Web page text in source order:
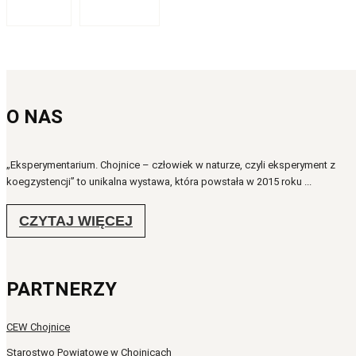
O NAS
„Eksperymentarium. Chojnice – człowiek w naturze, czyli eksperyment z
koegzystencji” to unikalna wystawa, która powstała w 2015 roku ...
CZYTAJ WIĘCEJ
PARTNERZY
CEW Chojnice
Starostwo Powiatowe w Chojnicach